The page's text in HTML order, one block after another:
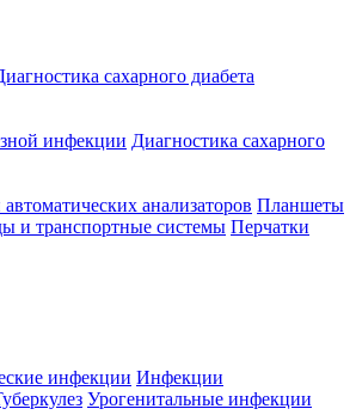
сахарного диабета
инфекции Диагностика сахарного
анализаторов Планшеты
и транспортные системы Перчатки
инфекции Инфекции
Урогенитальные инфекции